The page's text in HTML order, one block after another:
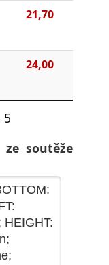
21,70
24,00
5
soutěže